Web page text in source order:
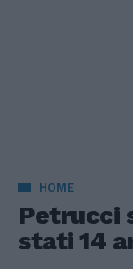
HOME
Petrucci
stati 14